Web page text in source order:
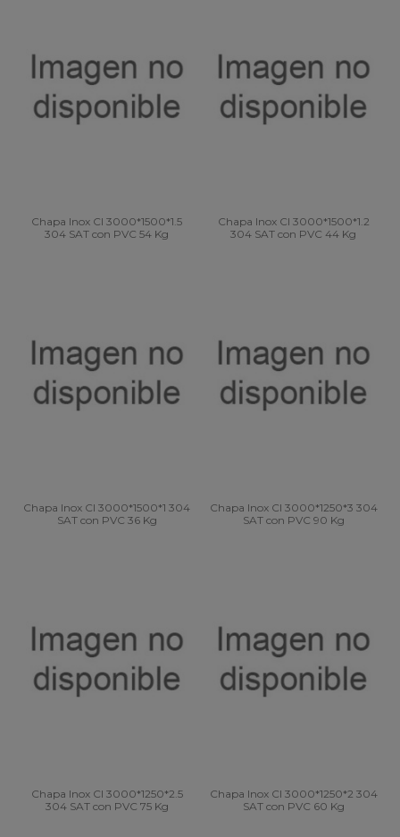
Chapa Inox CI 3000*1500*1.5
304 SAT con PVC 54 Kg
Chapa Inox CI 3000*1500*1.2
304 SAT con PVC 44 Kg
Chapa Inox CI 3000*1500*1 304
SAT con PVC 36 Kg
Chapa Inox CI 3000*1250*3 304
SAT con PVC 90 Kg
Chapa Inox CI 3000*1250*2.5
304 SAT con PVC 75 Kg
Chapa Inox CI 3000*1250*2 304
SAT con PVC 60 Kg